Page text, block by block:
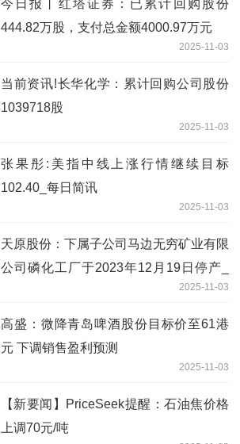
今日报丨红塔证券：已累计回购股份
444.82万股，支付总金额4000.97万元
2025-11-03
当前资讯!长华化学：累计回购公司股份
1039718股
2025-11-03
张果彤:美指中线上涨行情继续目标
102.40_每日简讯
2025-11-03
天原股份：下属子公司马边无穷矿业有限
公司磷化工厂于2023年12月19日停产_
2025-11-03
高盛：微降青岛啤酒股份目标价至61港
元 下调销售盈利预测
2025-11-03
【新要闻】PriceSeek提醒：石油焦价格
上调70元/吨